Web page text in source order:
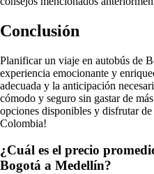
Conclusión
Planificar un viaje en autobús de
experiencia emocionante y
adecuada y la anticipación
cómodo y seguro sin gastar de
opciones disponibles y disfrutar
Colombia!
¿Cuál es el precio
Bogotá a Medellín?